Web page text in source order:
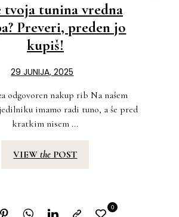
tunina vredna
Preveri, preden jo
kupiš!
29 JUNIJA, 2025
odgovoren nakup rib Na našem
imamo radi tuno, a še pred
kratkim nisem ...
VIEWthe POST
0